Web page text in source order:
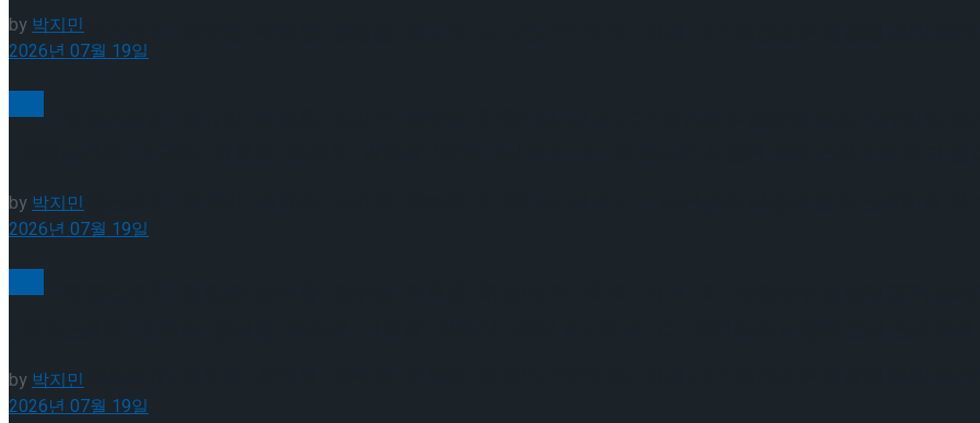
Trending Tags
[현장스케치] 장하린-주혜원-황정율-허지유-고나연, 2026 ISU 피겨 JGP 파견선수 선발전 프리 스케
[현장스케치] 이규리-전효은-김지유-박하영, 2026 ISU 피겨 JGP 파견선수 선발전 프리 스케이팅 경기
[현장스케치] 김민송-문지원-정수빈-이효원-최진아, 2026 ISU 피겨 JGP 파견선수 선발전 프리 스케
by박지민
2026년 07월 19일
by 박지민
2026년 07월 19일
by박지민
2026년 07월 19일